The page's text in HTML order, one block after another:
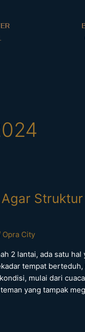
Opra City
2 lantai, ada satu
tempat
mulai dari
yang tampak